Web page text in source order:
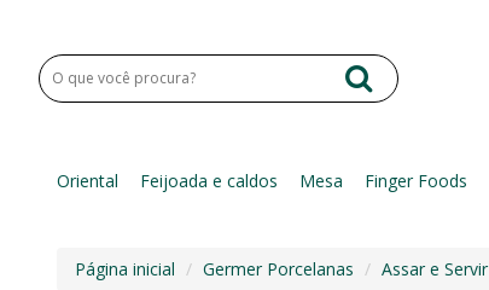
Oriental Feijoada e caldos Mesa Finger Foods
Página inicial Germer Porcelanas Assar e Servir